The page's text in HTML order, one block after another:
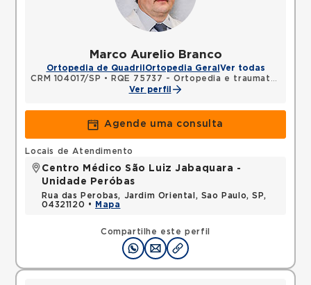
Marco Aurelio Branco
Ortopedia de Quadril Ortopedia Geral Ver todas
CRM 104017/SP •
RQE 75737 - Ortopedia e traumatologia
Ver perfil
Agende uma consulta
Compartilhe este perfil
Locais de Atendimento
Centro Médico São Luiz Jabaquara -
Unidade Peróbas
Rua das Perobas, Jardim Oriental, Sao Paulo, SP,
04321120 •
Mapa